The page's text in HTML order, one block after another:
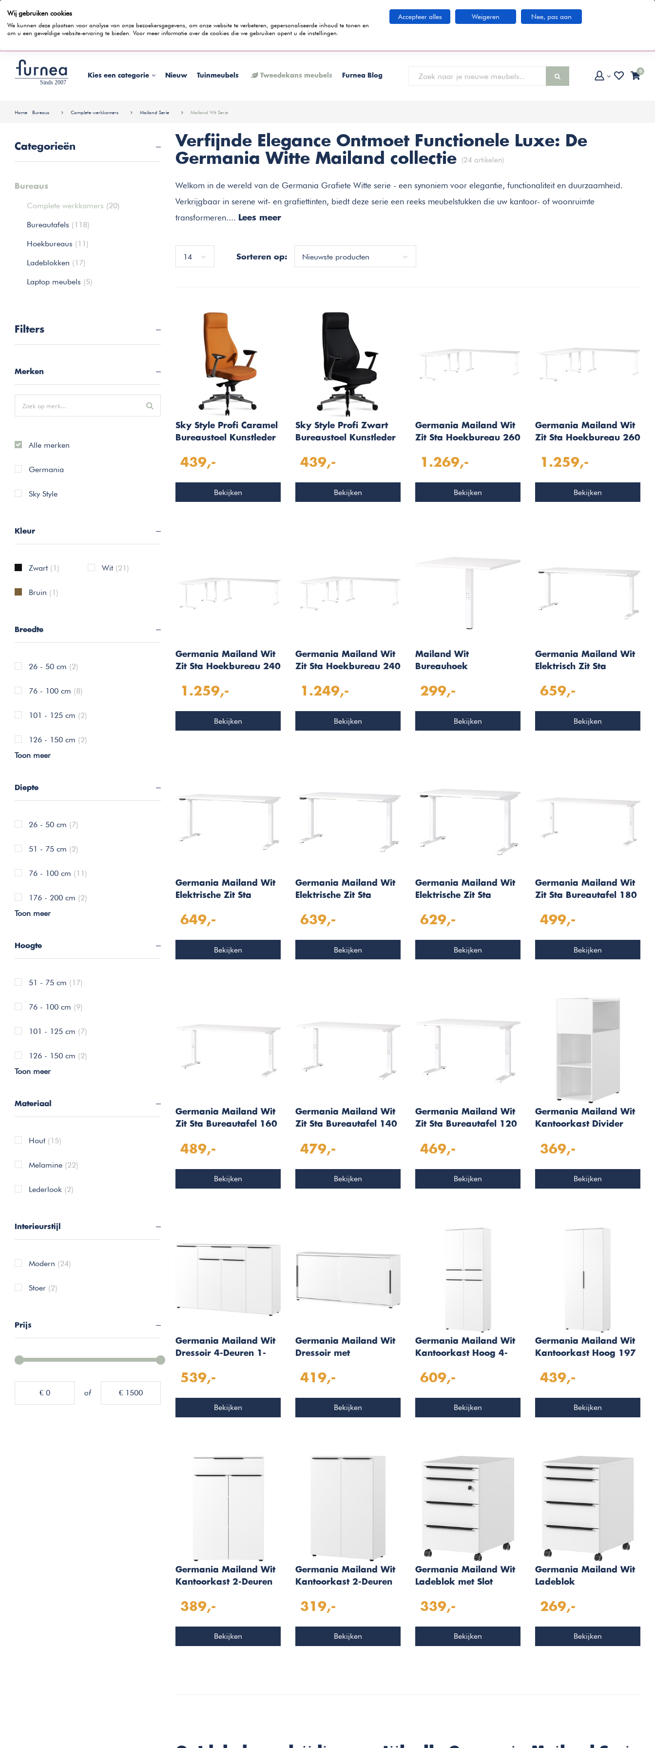
100 dagen bedenktijd
Wist je dat je ook in termijnen kunt betalen? Tijdens het bestelproces kun je kiezen voor de
Kies een categorie Nieuw Tuinmeubels Tweedekans meubels Furnea Blog
0
Home Bureaus Complete werkkamers Mailand Serie Mailand Wit Serie
Categorieën
Bureaus
Complete werkkamers (20)
Bureautafels (118)
Hoekbureaus (11)
Ladeblokken (17)
Laptop meubels (5)
Filters
Merken
Alle merken
Germania
Sky Style
Kleur
Zwart (1) Wit (21)
Bruin (1)
Breedte
26 - 50 cm (2)
76 - 100 cm (8)
101 - 125 cm (2)
126 - 150 cm (2)
Toon meer
Diepte
26 - 50 cm (7)
51 - 75 cm (2)
76 - 100 cm (11)
176 - 200 cm (2)
Toon meer
Hoogte
51 - 75 cm (17)
76 - 100 cm (9)
101 - 125 cm (7)
126 - 150 cm (2)
Toon meer
Materiaal
Hout (15)
Melamine (22)
Lederlook (2)
Interieurstijl
Modern (24)
Stoer (2)
Prijs
€ 0 of € 1500
Verfijnde Elegance Ontmoet Functionele Luxe: De
Germania Witte Mailand collectie
(24 artikelen)
Welkom in de wereld van de Germania Grafiete Witte serie - een synoniem voor elegantie, functionaliteit en duurzaamheid.
Verkrijgbaar in serene wit- en grafiettinten, biedt deze serie een reeks meubelstukken die uw kantoor- of woonruimte
transformeren.... Lees meer
14 Sorteren op: Nieuwste producten
Sky Style Profi Caramel
Bureaustoel Kunstleder
439,-
Bekijken
Sky Style Profi Zwart
Bureaustoel Kunstleder
439,-
Bekijken
Germania Mailand Wit
Zit Sta Hoekbureau 260
1.269,-
Bekijken
Germania Mailand Wit
Zit Sta Hoekbureau 260
1.259,-
Bekijken
Germania Mailand Wit
Zit Sta Hoekbureau 240
1.259,-
Bekijken
Germania Mailand Wit
Zit Sta Hoekbureau 240
1.249,-
Bekijken
Mailand Wit
Bureauhoek
299,-
Bekijken
Germania Mailand Wit
Elektrisch Zit Sta
659,-
Bekijken
Germania Mailand Wit
Elektrische Zit Sta
649,-
Bekijken
Germania Mailand Wit
Elektrische Zit Sta
639,-
Bekijken
Germania Mailand Wit
Elektrische Zit Sta
629,-
Bekijken
Germania Mailand Wit
Zit Sta Bureautafel 180
499,-
Bekijken
Germania Mailand Wit
Zit Sta Bureautafel 160
489,-
Bekijken
Germania Mailand Wit
Zit Sta Bureautafel 140
479,-
Bekijken
Germania Mailand Wit
Zit Sta Bureautafel 120
469,-
Bekijken
Germania Mailand Wit
Kantoorkast Divider
369,-
Bekijken
Germania Mailand Wit
Dressoir 4-Deuren 1-
539,-
Bekijken
Germania Mailand Wit
Dressoir met
419,-
Bekijken
Germania Mailand Wit
Kantoorkast Hoog 4-
609,-
Bekijken
Germania Mailand Wit
Kantoorkast Hoog 197
439,-
Bekijken
Germania Mailand Wit
Kantoorkast 2-Deuren
389,-
Bekijken
Germania Mailand Wit
Kantoorkast 2-Deuren
319,-
Bekijken
Germania Mailand Wit
Ladeblok met Slot
339,-
Bekijken
Germania Mailand Wit
Ladeblok
269,-
Bekijken
Wij gebruiken cookies
We kunnen deze plaatsen voor analyse van onze bezoekersgegevens, om onze website te verbeteren, gepersonaliseerde inhoud te tonen en
om u een geweldige website-ervaring te bieden. Voor meer informatie over de cookies die we gebruiken opent u de instellingen.
Accepteer alles Weigeren Nee, pas aan